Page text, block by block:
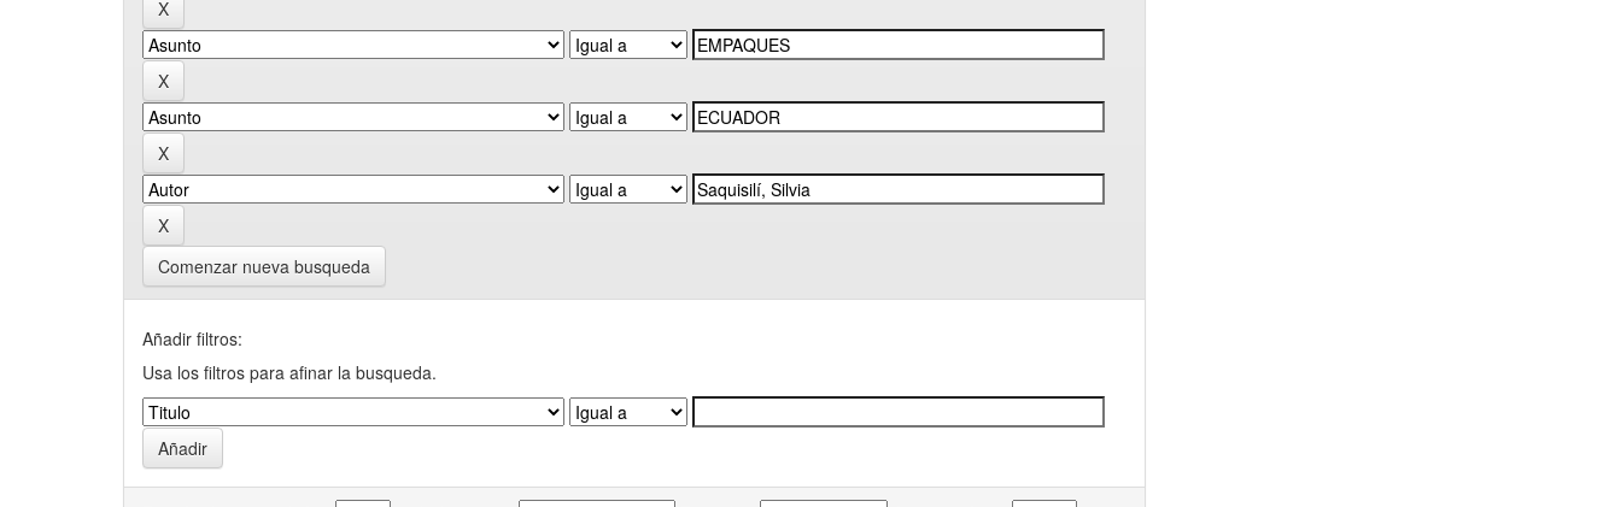
Comenzar nueva busqueda
Añadir filtros:
Usa los filtros para afinar la busqueda.